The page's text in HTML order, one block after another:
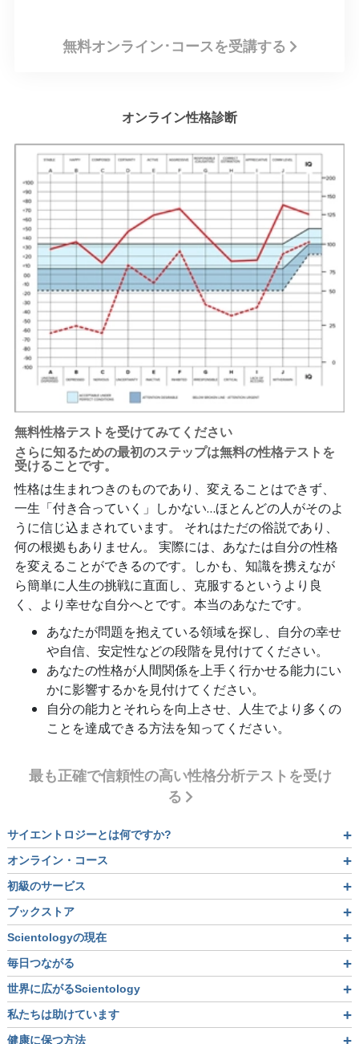
無料オンライン･コースを受講する
オンライン性格診断
無料性格テストを受けてみてください
さらに知るための最初のステップは無料の性格テストを
受けることです。
性格は生まれつきのものであり、変えることはできず、
一生「付き合っていく」しかない…ほとんどの人がそのよ
うに信じ込まされています。 それはただの俗説であり、
何の根拠もありません。 実際には、あなたは自分の性格
を変えることができるのです。しかも、知識を携えなが
ら簡単に人生の挑戦に直面し、克服するというより良
く、より幸せな自分へとです。本当のあなたです。
あなたが問題を抱えている領域を探し、自分の幸せ
や自信、安定性などの段階を見付けてください。
あなたの性格が人間関係を上手く行かせる能力にい
かに影響するかを見付けてください。
自分の能力とそれらを向上させ、人生でより多くの
ことを達成できる方法を知ってください。
最も正確で信頼性の高い性格分析テストを受け
る
サイエントロジーとは何ですか?
オンライン・コース
初級のサービス
ブックストア
Scientologyの現在
毎日つながる
世界に広がるScientology
私たちは助けています
健康に保つ方法